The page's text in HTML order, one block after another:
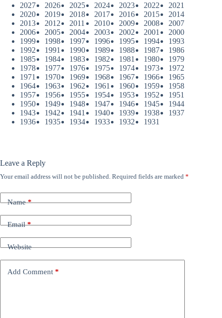
2027
2026 2025 2024 2023 2022
2021
2020
2019 2018 2017 2016 2015
2014
2013
2012 2011 2010 2009 2008
2007
2006
2005 2004 2003 2002 2001
2000
1999
1998 1997 1996 1995 1994
1993
1992
1991 1990 1989 1988 1987
1986
1985
1984 1983 1982 1981 1980
1979
1978
1977 1976 1975 1974 1973
1972
1971
1970 1969 1968 1967 1966
1965
1964
1963 1962 1961 1960 1959
1958
1957
1956 1955 1954 1953 1952
1951
1950
1949 1948 1947 1946 1945
1944
1943
1942 1941 1940 1939 1938
1937
1936
1935 1934 1933 1932 1931
Leave a Reply
Your email address will not be published. Required fields are marked *
Name*
Email*
Website
Add Comment *